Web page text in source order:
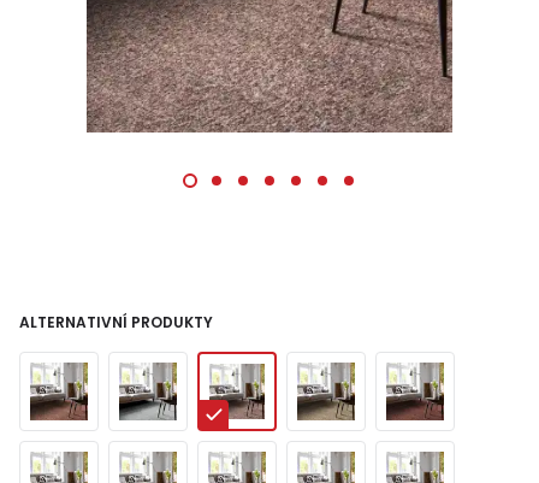
ALTERNATIVNÍ PRODUKTY